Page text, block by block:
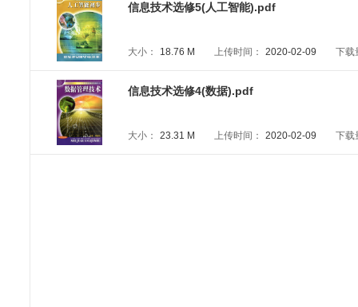
信息技术选修5(人工智能).pdf
大小： 18.76 M 上传时间： 2020-02-09 下载
信息技术选修4(数据).pdf
大小： 23.31 M 上传时间： 2020-02-09 下载